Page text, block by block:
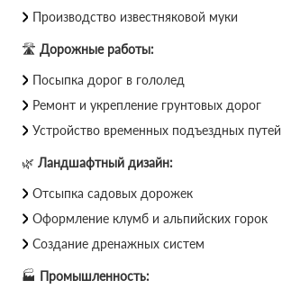
Производство известняковой муки
🛣 Дорожные работы:
Посыпка дорог в гололед
Ремонт и укрепление грунтовых дорог
Устройство временных подъездных путей
🌿 Ландшафтный дизайн:
Отсыпка садовых дорожек
Оформление клумб и альпийских горок
Создание дренажных систем
🏭 Промышленность: